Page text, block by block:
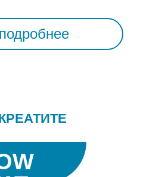
подробнее